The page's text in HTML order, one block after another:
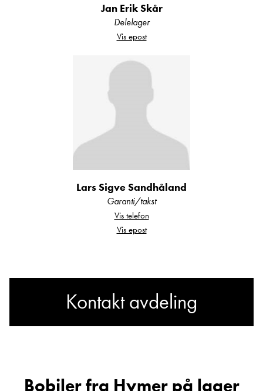
Jan Erik Skår
Delelager
Vis epost
Lars Sigve Sandhåland
Garanti/takst
Vis telefon
Vis epost
Kontakt avdeling
EX 578?
Bobiler fra Hymer på lager